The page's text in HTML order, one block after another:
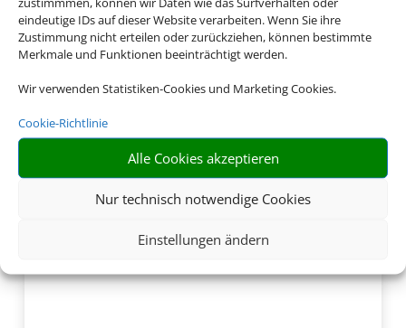
eindeutige IDs auf dieser Website verarbeiten. Wenn Sie ihre
Zustimmung nicht erteilen oder zurückziehen, können bestimmte
Merkmale und Funktionen beeinträchtigt werden.
Wir verwenden Statistiken-Cookies und Marketing Cookies.
Cookie-Richtlinie
Alle Cookies akzeptieren
Nur technisch notwendige Cookies
Einstellungen ändern